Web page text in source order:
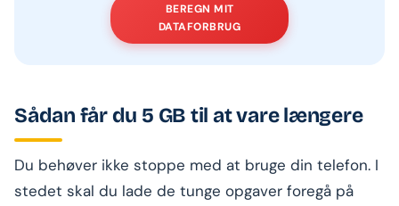
BEREGN MIT
DATAFORBRUG
Sådan får du 5 GB til at vare længere
Du behøver ikke stoppe med at bruge din telefon. I
stedet skal du lade de tunge opgaver foregå på